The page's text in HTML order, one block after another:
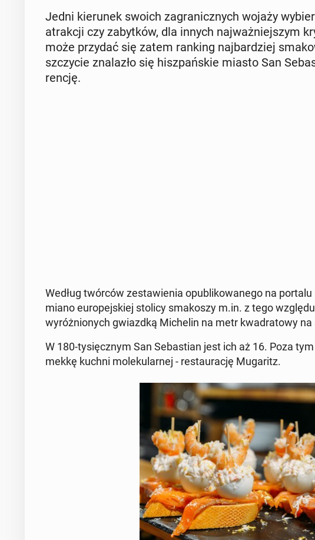
Jedni kie­ru­nek swoich za­gra­nicz­nych wojaży
atrak­cji czy za­byt­ków, dla innych naj­waż­niej­szym
może przydać się zatem ranking naj­bar­dziej
szczy­cie zna­la­zło się hisz­pań­skie miasto San
ren­cję.
Według twórców ze­sta­wie­nia opu­bli­ko­wa­ne­go na portalu
miano eu­ro­pej­skiej stolicy sma­ko­szy m.in. z tego
wy­róż­nio­nych gwiazd­ką Mi­che­lin na metr kwa­dra­to­wy
W 180-ty­sięcz­nym San Se­ba­stian jest ich aż 16. Poza
mekkę kuchni mo­le­ku­lar­nej - re­stau­ra­cję Mu­ga­ritz.